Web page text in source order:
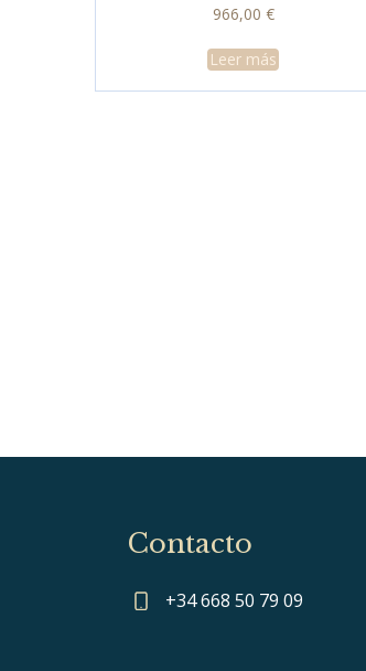
966,00 €
Leer más
Contacto
+34 668 50 79 09